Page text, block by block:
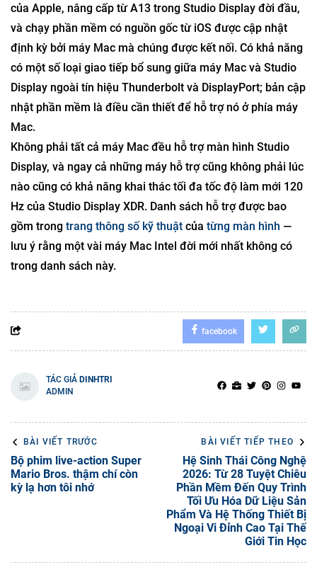
của Apple, nâng cấp từ A13 trong Studio Display đời đầu,
và chạy phần mềm có nguồn gốc từ iOS được cập nhật
định kỳ bởi máy Mac mà chúng được kết nối. Có khả năng
có một số loại giao tiếp bổ sung giữa máy Mac và Studio
Display ngoài tín hiệu Thunderbolt và DisplayPort; bản cập
nhật phần mềm là điều cần thiết để hỗ trợ nó ở phía máy
Mac.
Không phải tất cả máy Mac đều hỗ trợ màn hình Studio
Display, và ngay cả những máy hỗ trợ cũng không phải lúc
nào cũng có khả năng khai thác tối đa tốc độ làm mới 120
Hz của Studio Display XDR. Danh sách hỗ trợ được bao
gồm trong trang thông số kỹ thuật của từng màn hình —
lưu ý rằng một vài máy Mac Intel đời mới nhất không có
trong danh sách này.
facebook
TÁC GIẢ DINHTRI
ADMIN
BÀI VIẾT TRƯỚC
Bộ phim live-action Super
Mario Bros. thậm chí còn
kỳ lạ hơn tôi nhớ
BÀI VIẾT TIẾP THEO
Hệ Sinh Thái Công Nghệ
2026: Từ 28 Tuyệt Chiêu
Phần Mềm Đến Quy Trình
Tối Ưu Hóa Dữ Liệu Sản
Phẩm Và Hệ Thống Thiết Bị
Ngoại Vi Đỉnh Cao Tại Thế
Giới Tin Học